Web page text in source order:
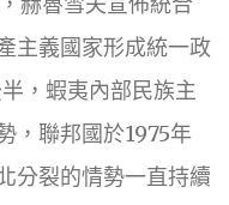
主義國家形成統一政
，蝦夷內部民族主
，聯邦國於1975年
分裂的情勢一直持續